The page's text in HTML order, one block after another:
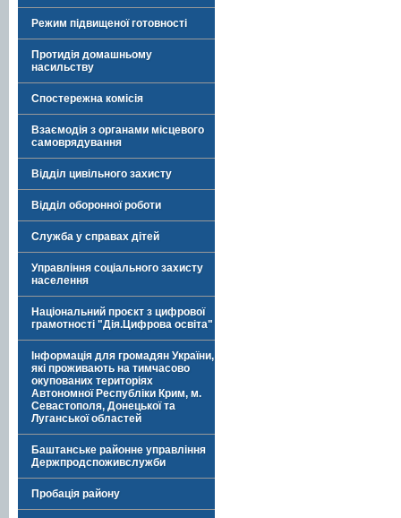
Режим підвищеної готовності
Протидія домашньому
насильству
Спостережна комісія
Взаємодія з органами місцевого
самоврядування
Відділ цивільного захисту
Відділ оборонної роботи
Служба у справах дітей
Управління соціального захисту
населення
Національний проєкт з цифрової
грамотності "Дія.Цифрова освіта"
Інформація для громадян України,
які проживають на тимчасово
окупованих територіях
Автономної Республіки Крим, м.
Севастополя, Донецької та
Луганської областей
Баштанське районне управління
Держпродспоживслужби
Пробація району